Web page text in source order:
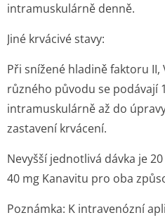
intramuskulár­ně denně.
Jiné krvácivé stavy:
Při snížené hladině faktoru II,
různého původu se podávají
intramuskulárně až do
zastavení krvácení.
Nevyšší jednotlivá dávka je
40 mg Kanavitu pro oba
Poznámka: K intravenózní